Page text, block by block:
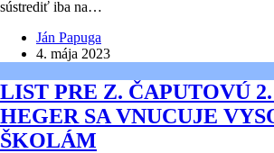
sústrediť iba na…
Ján Papuga
4. mája 2023
LIST PRE Z. ČAPUTOVÚ
HEGER SA VNUCUJE
ŠKOLÁM